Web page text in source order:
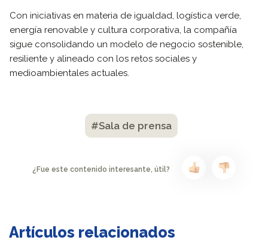
Con iniciativas en materia de igualdad, logística verde,
energía renovable y cultura corporativa, la compañía
sigue consolidando un modelo de negocio sostenible,
resiliente y alineado con los retos sociales y
medioambientales actuales.
#Sala de prensa
¿Fue este contenido interesante, útil?
Artículos relacionados